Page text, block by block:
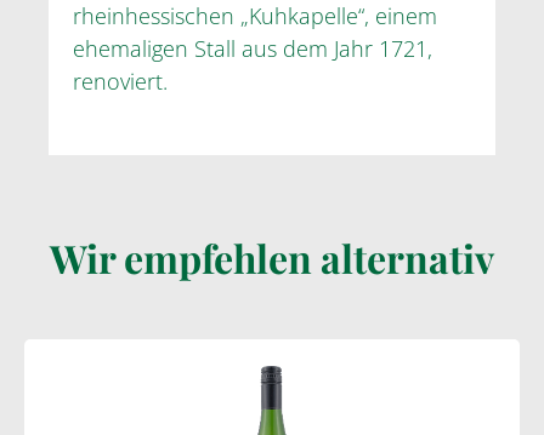
rheinhessischen „Kuhkapelle“, einem
ehemaligen Stall aus dem Jahr 1721,
renoviert.
Wir empfehlen alternativ